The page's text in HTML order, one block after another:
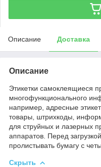
Описание Доставка
Описание
Этикетки самоклеящиеся
многофункционального
например, адресные
товары, штрихкоды,
для струйных и лазерных
аппаратов. Перед
пролистывать бумагу с
Скрыть